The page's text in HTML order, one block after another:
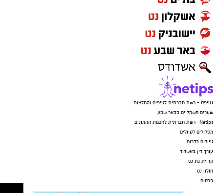
נטיפס - רשת חברתית לטיפים והמלצות
שערים חשמליים בבאר שבע
Netips -רשת חברתית לחכמת ההמונים
מסלולים לטיולים
טיולים בדרום
עורך דין באשדוד
קריית גת נט
חולון נט
פרסום